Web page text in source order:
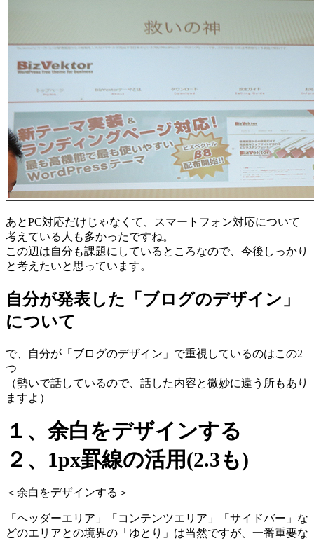
あとPC対応だけじゃなくて、スマートフォン対応について
考えている人も多かったですね。
この辺は自分も課題にしているところなので、今後しっかり
と考えたいと思っています。
自分が発表した「ブログのデザイン」
について
で、自分が「ブログのデザイン」で重視しているのはこの2
つ
（勢いで話しているので、話した内容と微妙に違う所もあり
ますよ）
１、余白をデザインする
２、1px罫線の活用(2.3も)
＜余白をデザインする＞
「ヘッダーエリア」「コンテンツエリア」「サイドバー」な
どのエリアとの境界の「ゆとり」は当然ですが、一番重要な